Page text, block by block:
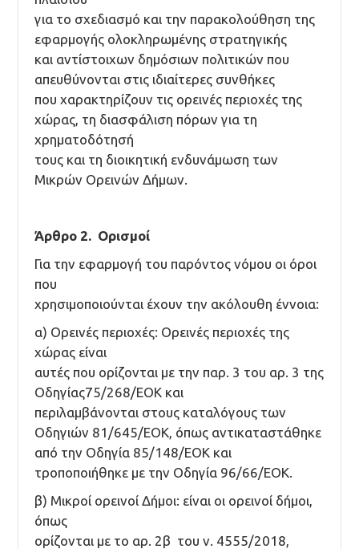
για το σχεδιασμό και την παρακολούθηση της
εφαρμογής ολοκληρωμένης στρατηγικής
και αντίστοιχων δημόσιων πολιτικών που
απευθύνονται στις ιδιαίτερες συνθήκες
που χαρακτηρίζουν τις ορεινές περιοχές της
χώρας, τη διασφάλιση πόρων για τη
χρηματοδότησή
τους και τη διοικητική ενδυνάμωση των
Μικρών Ορεινών Δήμων.
Άρθρο 2. Ορισμοί
Για την εφαρμογή του παρόντος νόμου οι όροι
που
χρησιμοποιούνται έχουν την ακόλουθη έννοια:
α) Ορεινές περιοχές: Ορεινές περιοχές της
χώρας είναι
αυτές που ορίζονται με την παρ. 3 του αρ. 3 της
Οδηγίας75/268/ΕΟΚ και
περιλαμβάνονται στους καταλόγους των
Οδηγιών 81/645/ΕΟΚ, όπως αντικαταστάθηκε
από την Οδηγία 85/148/ΕΟΚ και
τροποποιήθηκε με την Οδηγία 96/66/ΕΟΚ.
β) Μικροί ορεινοί Δήμοι: είναι οι ορεινοί δήμοι,
όπως
ορίζονται με το αρ. 2β του ν. 4555/2018,